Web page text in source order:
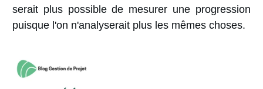
serait plus possible de mesurer une progression
puisque l'on n'analyserait plus les mêmes choses.